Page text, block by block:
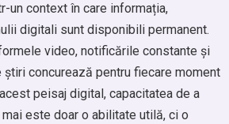
un context în care informația,
digitali sunt disponibili permanent.
video, notificările constante și
concurează pentru fiecare moment
peisaj digital, capacitatea de a
este doar o abilitate utilă, ci o